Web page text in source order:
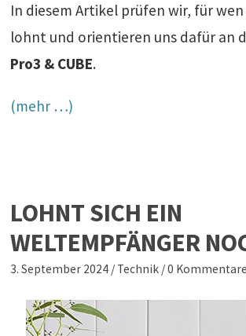
In diesem Artikel prüfen wir, für
lohnt und orientieren uns dafür an
Pro3 & CUBE.
(mehr …)
LOHNT SICH EIN
WELTEMPFÄNGER
3. September 2024 / Technik /0 Kommentare